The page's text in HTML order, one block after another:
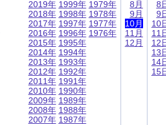
2019年
2018年
2017年
2016年
2015年
2014年
2013年
2012年
2011年
2010年
2009年
2008年
2007年
1999年
1998年
1997年
1996年
1995年
1994年
1993年
1992年
1991年
1990年
1989年
1988年
1987年
1979年
1978年
1977年
1976年
8月
9月
10月
11月
12月
8
9
10
11
12
13
14
15